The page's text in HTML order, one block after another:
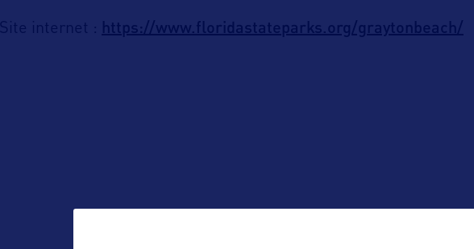
Site internet : https://www.floridastateparks.org/graytonbeach/
ALLEZ PLUS LOIN